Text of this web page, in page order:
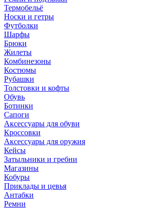
Термобельё
Носки и гетры
Футболки
Шарфы
Брюки
Жилеты
Комбинезоны
Костюмы
Рубашки
Толстовки и кофты
Обувь
Ботинки
Сапоги
Аксессуары для обуви
Кроссовки
Аксессуары для оружия
Кейсы
Затыльники и гребни
Магазины
Кобуры
Приклады и цевья
Антабки
Ремни